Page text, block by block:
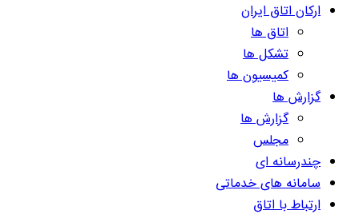
ارکان اتاق ایران
اتاق ها
تشکل ها
کمیسیون ها
گزارش ها
گزارش ها
مجلس
چندرسانه ای
سامانه های خدماتی
ارتباط با اتاق